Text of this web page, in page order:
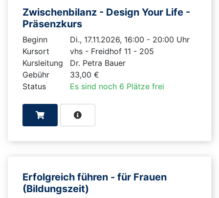
Zwischenbilanz - Design Your Life -
Präsenzkurs
Beginn
Di., 17.11.2026, 16:00 - 20:00 Uhr
Kursort
vhs - Freidhof 11 - 205
Kursleitung
Dr. Petra Bauer
Gebühr
33,00 €
Status
Es sind noch 6 Plätze frei
Erfolgreich führen - für Frauen
(Bildungszeit)